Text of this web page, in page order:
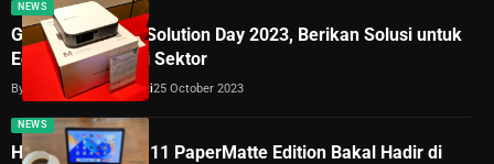
NEWS
Gelar ViewSonic Solution Day 2023, Berikan Solusi untuk
Edukasi Berbagai Sektor
By Dimas Galih Windudjati25 October 2023
NEWS
Huawei Matepad 11 PaperMatte Edition Bakal Hadir di